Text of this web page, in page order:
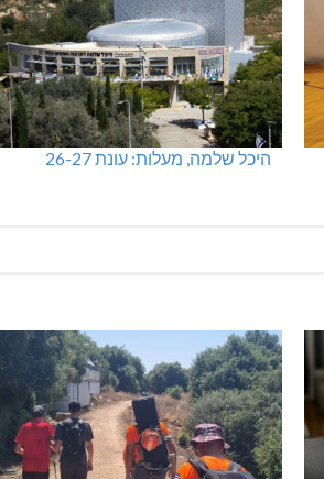
היכל שלמה, מעלות: עונת 26-27